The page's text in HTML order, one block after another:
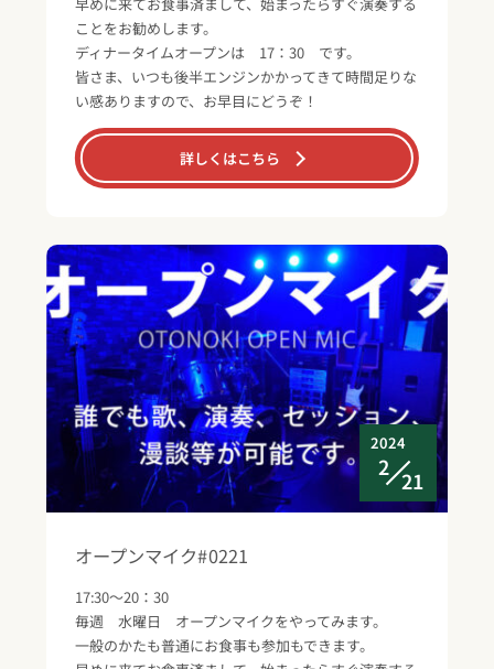
ことをお勧めします。
ディナータイムオープンは 17：30 です。
皆さま、いつも後半エンジンかかってきて時間足りな
い感ありますので、お早目にどうぞ！
詳しくはこちら
2024
2
21
オープンマイク#0221
17:30～20：30
毎週 水曜日 オープンマイクをやってみます。
一般のかたも普通にお食事も参加もできます。